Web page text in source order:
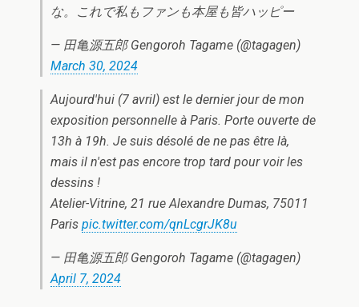
な。これで私もファンも本屋も皆ハッピー
— 田亀源五郎 Gengoroh Tagame (@tagagen)
March 30, 2024
Aujourd'hui (7 avril) est le dernier jour de mon
exposition personnelle à Paris. Porte ouverte de
13h à 19h. Je suis désolé de ne pas être là,
mais il n'est pas encore trop tard pour voir les
dessins !
Atelier-Vitrine, 21 rue Alexandre Dumas, 75011
Paris pic.twitter.com/qnLcgrJK8u
— 田亀源五郎 Gengoroh Tagame (@tagagen)
April 7, 2024